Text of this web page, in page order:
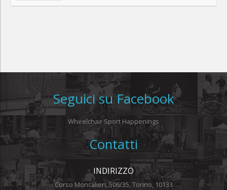
Seguici su Facebook
Wheelchair Sport Happenings
Contatti
INDIRIZZO
Corso Moncalieri, 506/35, Torino, 10133